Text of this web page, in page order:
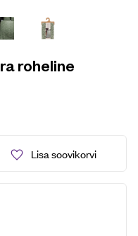
roheline
Lisa soovikorvi